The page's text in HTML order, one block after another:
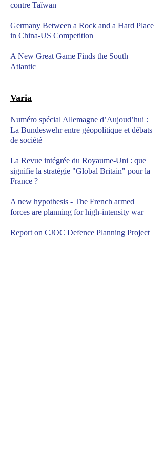
contre Taïwan
Germany Between a Rock and a Hard Place
in China-US Competition
A New Great Game Finds the South
Atlantic
Varia
Numéro spécial Allemagne d’Aujoud’hui :
La Bundeswehr entre géopolitique et débats
de société
La Revue intégrée du Royaume-Uni : que
signifie la stratégie "Global Britain" pour la
France ?
A new hypothesis - The French armed
forces are planning for high-intensity war
Report on CJOC Defence Planning Project